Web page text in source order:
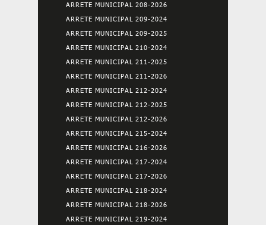
ARRETE MUNICIPAL 208-2026
ARRETE MUNICIPAL 209-2024
ARRETE MUNICIPAL 209-2025
ARRETE MUNICIPAL 210-2024
ARRETE MUNICIPAL 211-2025
ARRETE MUNICIPAL 211-2026
ARRETE MUNICIPAL 212-2024
ARRETE MUNICIPAL 212-2025
ARRETE MUNICIPAL 212-2026
ARRETE MUNICIPAL 215-2024
ARRETE MUNICIPAL 216-2026
ARRETE MUNICIPAL 217-2024
ARRETE MUNICIPAL 217-2026
ARRETE MUNICIPAL 218-2024
ARRETE MUNICIPAL 218-2026
ARRETE MUNICIPAL 219-2024